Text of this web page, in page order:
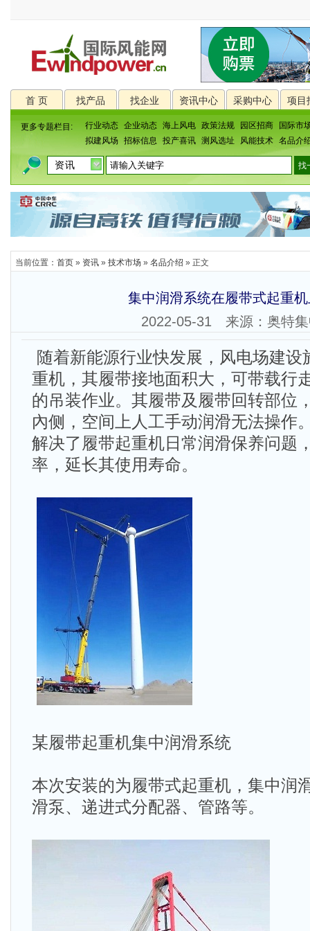
首 页 找产品 找企业 资讯中心 采购中心 项目
更多专题栏目: 行业动态 企业动态 海上风电 政策法规 园区招商
国际市
拟建风场
招标信息 投产喜讯 测风选址 风能技术 名品介
当前位置： 首页 » 资讯 » 技术市场 » 名品介绍 » 正文
集中润滑系统在履带式起重
2022-05-31 来源：奥特
随着新能源行业快发展，风电场建设
重机，其履带接地面积大，可带载行
的吊装作业。其履带及履带回转部位
內侧，空间上人工手动润滑无法操作
解决了履带起重机日常润滑保养问题
率，延长其使用寿命。
某履带起重机集中润滑系统
本次安装的为履带式起重机，集中润
滑泵、递进式分配器、管路等。